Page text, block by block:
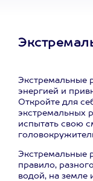
Экстремальные
энергией и
Откройте для
экстремальных
испытать свою
Экстремальные
правило,
водой, на земле